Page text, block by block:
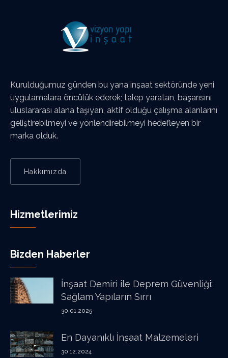
Kurulduğumuz günden bu yana inşaat sektöründe yeni
uygulamalara öncülük ederek; talep yaratan, başarısını
uluslararası alana taşıyan, aktif olduğu çalışma alanlarını
geliştirebilmeyi ve yönlendirebilmeyi hedefleyen bir
marka olduk.
Hakkımızda
Hizmetlerimiz
Bizden Haberler
İnşaat Demiri ile Deprem Güvenliği:
Sağlam Yapıların Sırrı
30.01.2025
En Dayanıklı İnşaat Malzemeleri
30.12.2024